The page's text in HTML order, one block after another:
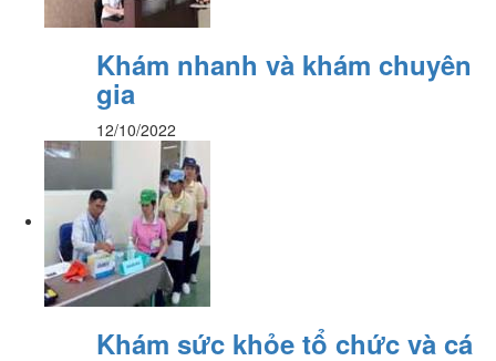
Khám nhanh và khám chuyên
gia
12/10/2022
Khám sức khỏe tổ chức và cá